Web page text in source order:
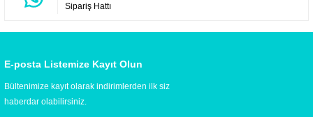
Sipariş Hattı
E-posta Listemize Kayıt Olun
Bültenimize kayıt olarak indirimlerden ilk siz
haberdar olabilirsiniz.